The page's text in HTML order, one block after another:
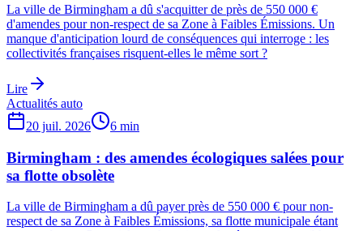
La ville de Birmingham a dû s'acquitter de près de 550 000 €
d'amendes pour non-respect de sa Zone à Faibles Émissions. Un
manque d'anticipation lourd de conséquences qui interroge : les
collectivités françaises risquent-elles le même sort ?
Lire
Actualités auto
20 juil. 2026
6 min
Birmingham : des amendes écologiques salées pour
sa flotte obsolète
La ville de Birmingham a dû payer près de 550 000 € pour non-
respect de sa Zone à Faibles Émissions, sa flotte municipale étant